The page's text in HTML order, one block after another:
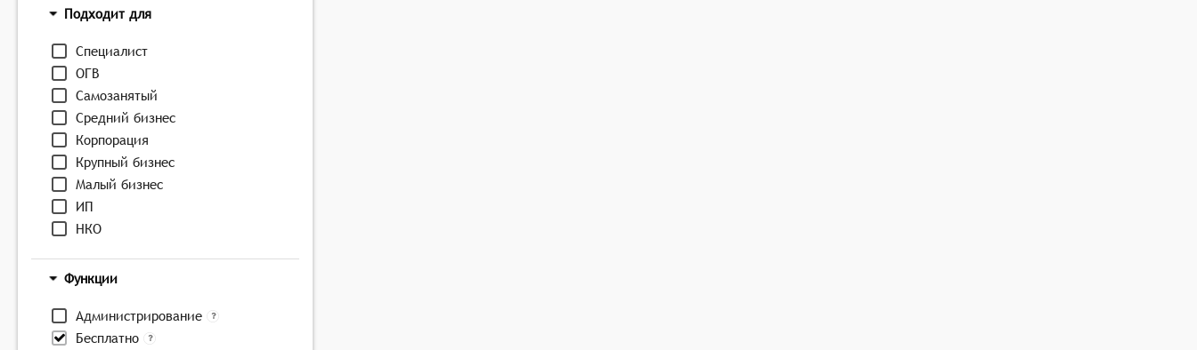
Подходит для
Специалист
ОГВ
Самозанятый
Средний бизнес
Корпорация
Крупный бизнес
Малый бизнес
ИП
НКО
Функции
Администрирование
Бесплатно